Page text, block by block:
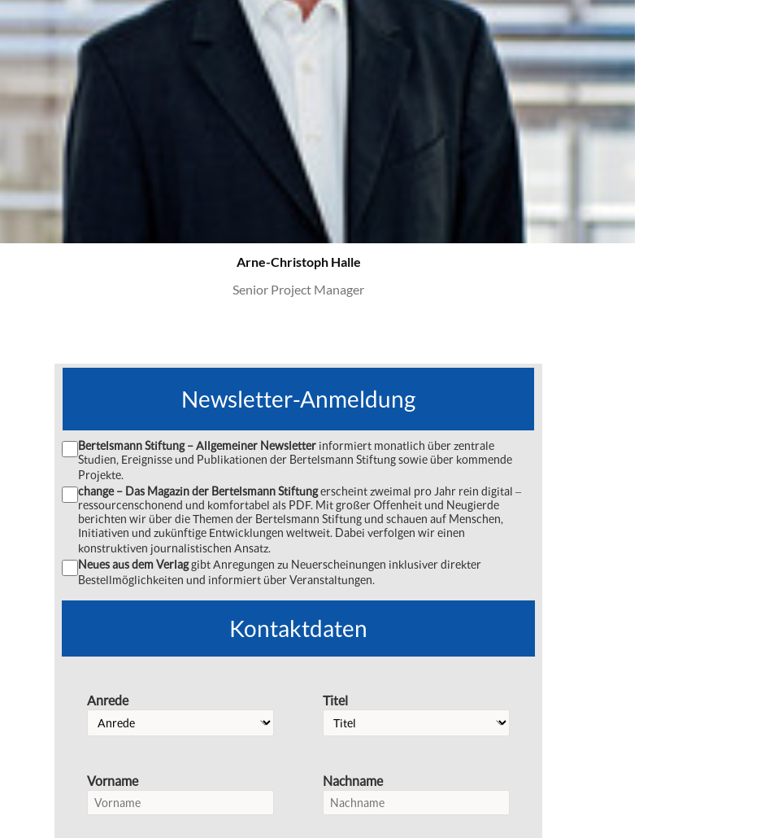
Arne-Christoph Halle
Senior Project Manager
Newsletter-Anmeldung
Bertelsmann Stiftung – Allgemeiner Newsletter informiert monatlich über zentrale
Studien, Ereignisse und Publikationen der Bertelsmann Stiftung sowie über kommende
Projekte.
change – Das Magazin der Bertelsmann Stiftungerscheint zweimal pro Jahr rein digital ‒
ressourcenschonend und komfortabel als PDF. Mit großer Offenheit und Neugierde
berichten wir über die Themen der Bertelsmann Stiftung und schauen auf Menschen,
Initiativen und zukünftige Entwicklungen weltweit. Dabei verfolgen wir einen
konstruktiven journalistischen Ansatz.
Neues aus dem Verlaggibt Anregungen zu Neuerscheinungen inklusiver direkter
Bestellmöglichkeiten und informiert über Veranstaltungen.
Kontaktdaten
Anrede
Vorname
Titel
Nachname